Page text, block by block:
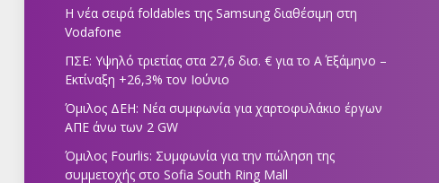
Η νέα σειρά foldables της Samsung διαθέσιμη στη
Vodafone
ΠΣΕ: Υψηλό τριετίας στα 27,6 δισ. € για το Α΄ Εξάμηνο –
Εκτίναξη +26,3% τον Ιούνιο
Όμιλος ΔΕΗ: Νέα συμφωνία για χαρτοφυλάκιο έργων
ΑΠΕ άνω των 2 GW
Όμιλος Fourlis: Συμφωνία για την πώληση της
συμμετοχής στο Sofia South Ring Mall